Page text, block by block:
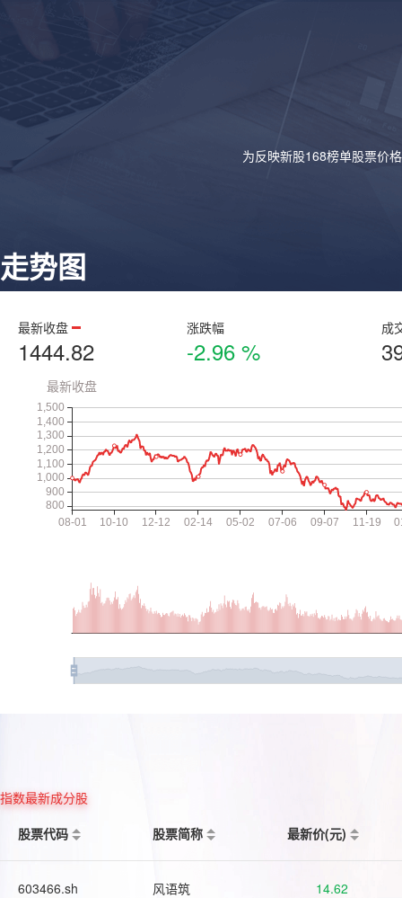
为反映新股168榜单股票价
走势图
最新收盘
1444.82
涨跌幅
-2.96 %
成
指数最新成分股
股票代码
股票简称 最新价(元)
603466.sh 风语筑 14.62